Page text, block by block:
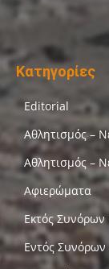
Κατηγορίες
Editorial
Αθλητισμός –
Αθλητισμός –
Αφιερώματα
Εκτός Συνόρων
Εντός Συνόρων